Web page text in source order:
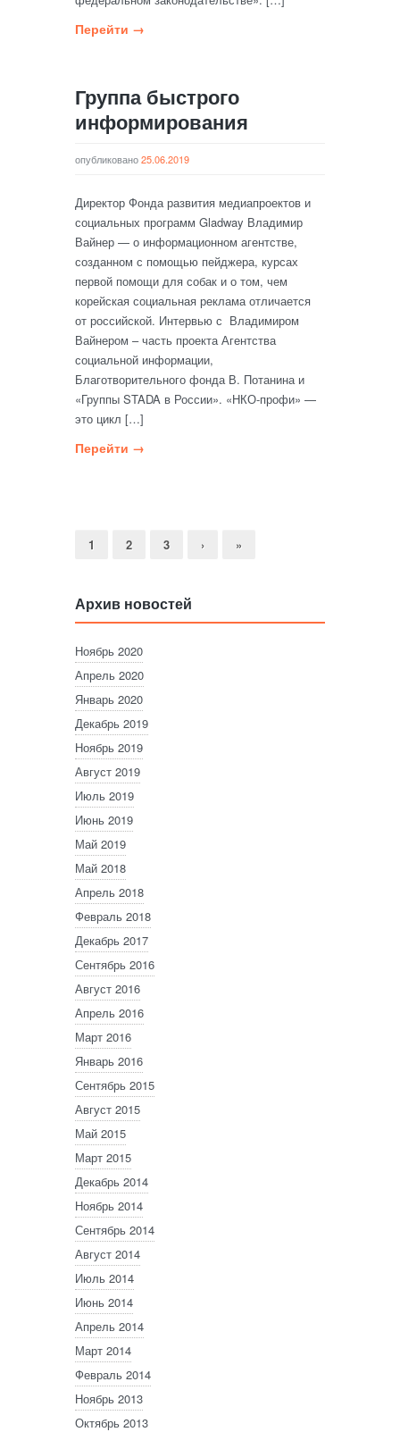
Перейти →
Группа быстрого
информирования
опубликовано25.06.2019
Директор Фонда развития медиапроектов и
социальных программ Gladway Владимир
Вайнер — о информационном агентстве,
созданном с помощью пейджера, курсах
первой помощи для собак и о том, чем
корейская социальная реклама отличается
от российской. Интервью с Владимиром
Вайнером – часть проекта Агентства
социальной информации,
Благотворительного фонда В. Потанина и
«Группы STADA в России». «НКО-профи» —
это цикл […]
Перейти →
1 2 3 › »
Архив новостей
Ноябрь 2020
Апрель 2020
Январь 2020
Декабрь 2019
Ноябрь 2019
Август 2019
Июль 2019
Июнь 2019
Май 2019
Май 2018
Апрель 2018
Февраль 2018
Декабрь 2017
Сентябрь 2016
Август 2016
Апрель 2016
Март 2016
Январь 2016
Сентябрь 2015
Август 2015
Май 2015
Март 2015
Декабрь 2014
Ноябрь 2014
Сентябрь 2014
Август 2014
Июль 2014
Июнь 2014
Апрель 2014
Март 2014
Февраль 2014
Ноябрь 2013
Октябрь 2013